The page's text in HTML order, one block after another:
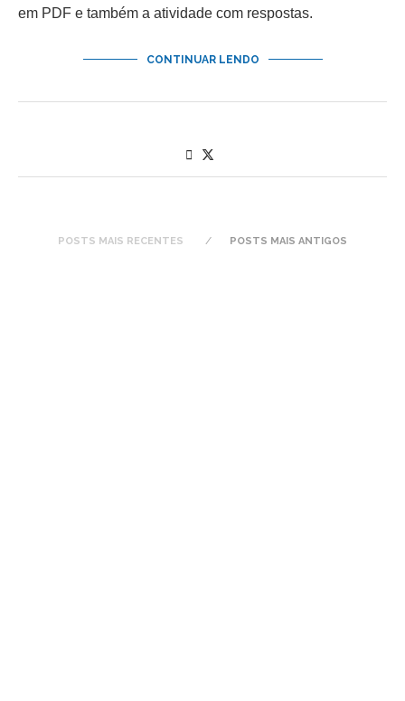
em PDF e também a atividade com respostas.
CONTINUAR LENDO
POSTS MAIS RECENTES POSTS MAIS ANTIGOS